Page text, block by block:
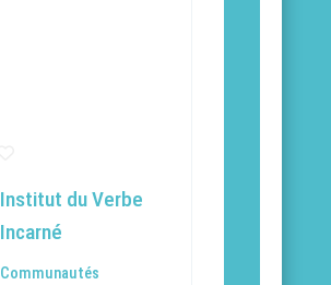
Institut du Verbe
Incarné
Communautés